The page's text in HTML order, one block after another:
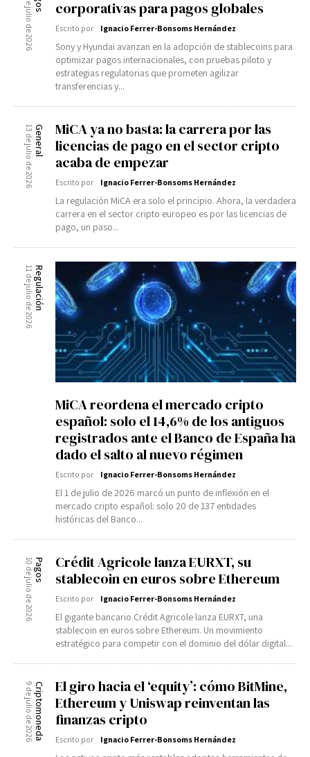
14 de julio de 2026
corporativas para pagos globales
Escrito por Ignacio Ferrer-Bonsoms Hernández
Sony y Hyundai avanzan en la adopción de stablecoins para
optimizar pagos internacionales, con pruebas piloto y
estrategias regulatorias que prometen agilizar
transferencias y...
General
13 de julio de 2026
MiCA ya no basta: la carrera por las
licencias de pago en el sector cripto
acaba de empezar
Escrito por Ignacio Ferrer-Bonsoms Hernández
La regulación MiCA era solo el principio. Ahora, la verdadera
carrera en el sector cripto europeo es por las licencias de
pago, un paso...
Regulación
11 de julio de 2026
MiCA reordena el mercado cripto
español: solo el 14,6% de los antiguos
registrados ante el Banco de España ha
dado el salto al nuevo régimen
Escrito por Ignacio Ferrer-Bonsoms Hernández
El 1 de julio de 2026 marcó un punto de inflexión en el
mercado cripto español: solo 20 de 137 entidades
históricas del Banco...
Pagos
10 de julio de 2026
Crédit Agricole lanza EURXT, su
stablecoin en euros sobre Ethereum
Escrito por Ignacio Ferrer-Bonsoms Hernández
El gigante bancario Crédit Agricole lanza EURXT, una
stablecoin en euros sobre Ethereum. Un movimiento
estratégico para competir con el dominio del dólar digital...
Criptomoneda
9 de julio de 2026
El giro hacia el ‘equity’: cómo BitMine,
Ethereum y Uniswap reinventan las
finanzas cripto
Escrito por Ignacio Ferrer-Bonsoms Hernández